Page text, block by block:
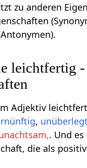
zu anderen
leichtfertig
Adjektiv
, unüberlegt
. Und
die als